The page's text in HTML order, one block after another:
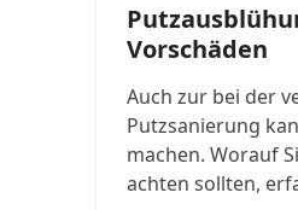
Vorschäden
Auch zur bei der
Putzsanierung
machen. Worauf
achten sollten,